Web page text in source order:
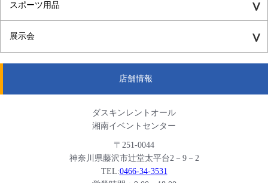
スポーツ用品
展示会
店舗情報
ダスキンレントオール
湘南イベントセンター
〒251-0044
神奈川県藤沢市辻堂太平台2－9－2
TEL:0466-34-3531